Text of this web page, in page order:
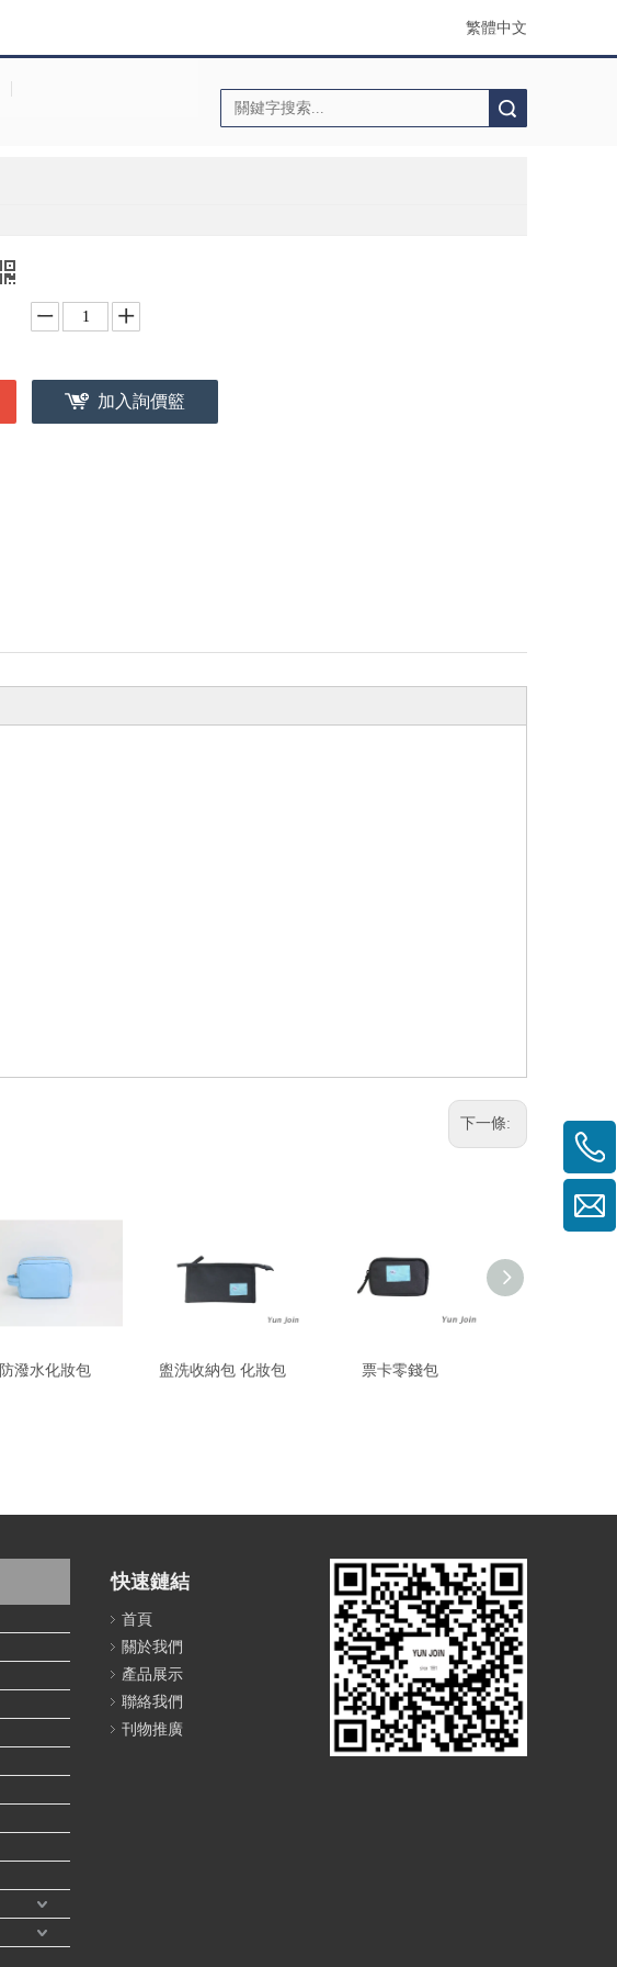
繁體中文
|
加入詢價籃
下一條:
防潑水化妝包 盥洗收納包 化妝包 票卡零錢包
快速鏈結
首頁
關於我們
產品展示
聯絡我們
刊物推廣